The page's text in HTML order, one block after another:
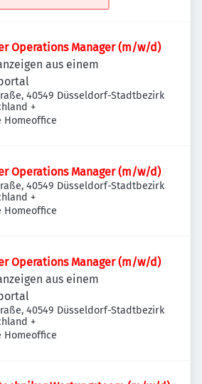
Operations Manager (m/w/d)
aus einem
40549 Düsseldorf-Stadtbezirk
+
Homeoffice
Operations Manager (m/w/d)
40549 Düsseldorf-Stadtbezirk
+
Homeoffice
Operations Manager (m/w/d)
aus einem
40549 Düsseldorf-Stadtbezirk
+
Homeoffice